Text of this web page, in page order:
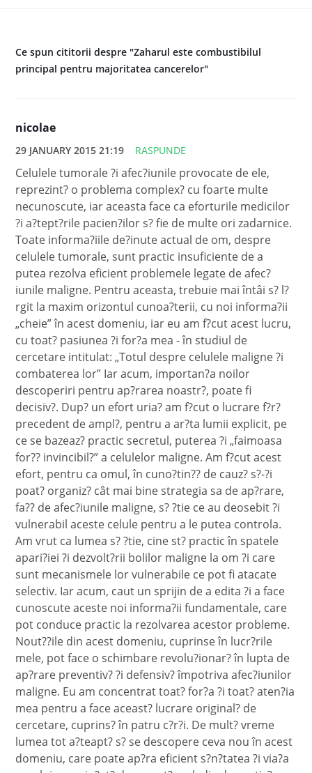
Ce spun cititorii despre "Zaharul este combustibilul
principal pentru majoritatea cancerelor"
nicolae
29 JANUARY 2015 21:19 RASPUNDE
Celulele tumorale ?i afec?iunile provocate de ele,
reprezint? o problema complex? cu foarte multe
necunoscute, iar aceasta face ca eforturile medicilor
?i a?tept?rile pacien?ilor s? fie de multe ori zadarnice.
Toate informa?iile de?inute actual de om, despre
celulele tumorale, sunt practic insuficiente de a
putea rezolva eficient problemele legate de afec?
iunile maligne. Pentru aceasta, trebuie mai întâi s? l?
rgit la maxim orizontul cunoa?terii, cu noi informa?ii
„cheie” în acest domeniu, iar eu am f?cut acest lucru,
cu toat? pasiunea ?i for?a mea - în studiul de
cercetare intitulat: „Totul despre celulele maligne ?i
combaterea lor” Iar acum, importan?a noilor
descoperiri pentru ap?rarea noastr?, poate fi
decisiv?. Dup? un efort uria? am f?cut o lucrare f?r?
precedent de ampl?, pentru a ar?ta lumii explicit, pe
ce se bazeaz? practic secretul, puterea ?i „faimoasa
for?? invincibil?” a celulelor maligne. Am f?cut acest
efort, pentru ca omul, în cuno?tin?? de cauz? s?-?i
poat? organiz? cât mai bine strategia sa de ap?rare,
fa?? de afec?iunile maligne, s? ?tie ce au deosebit ?i
vulnerabil aceste celule pentru a le putea controla.
Am vrut ca lumea s? ?tie, cine st? practic în spatele
apari?iei ?i dezvolt?rii bolilor maligne la om ?i care
sunt mecanismele lor vulnerabile ce pot fi atacate
selectiv. Iar acum, caut un sprijin de a edita ?i a face
cunoscute aceste noi informa?ii fundamentale, care
pot conduce practic la rezolvarea acestor probleme.
Nout??ile din acest domeniu, cuprinse în lucr?rile
mele, pot face o schimbare revolu?ionar? în lupta de
ap?rare preventiv? ?i defensiv? împotriva afec?iunilor
maligne. Eu am concentrat toat? for?a ?i toat? aten?ia
mea pentru a face aceast? lucrare original? de
cercetare, cuprins? în patru c?r?i. De mult? vreme
lumea tot a?teapt? s? se descopere ceva nou în acest
domeniu, care poate ap?ra eficient s?n?tatea ?i via?a